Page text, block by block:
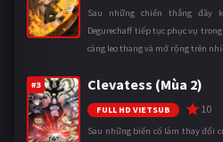
Sau những chiến thắng đầy
Degurechaff tiếp tục phục vụ
càng leo thang và mở rộng trên
#3 Clevatess (Mùa 2)
FULL HD VIETSUB 10
Sau những biến cố làm thay đổi